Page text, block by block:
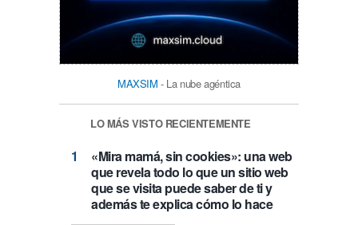
MAXSIM - La nube agéntica
LO MÁS VISTO RECIENTEMENTE
«Mira mamá, sin cookies»: una web
que revela todo lo que un sitio web
que se visita puede saber de ti y
además te explica cómo lo hace